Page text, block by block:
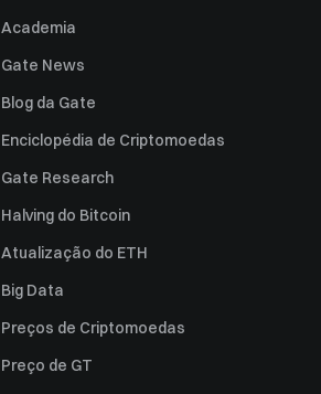
Academia
Gate News
Blog da Gate
Enciclopédia de Criptomoedas
Gate Research
Halving do Bitcoin
Atualização do ETH
Big Data
Preços de Criptomoedas
Preço de GT